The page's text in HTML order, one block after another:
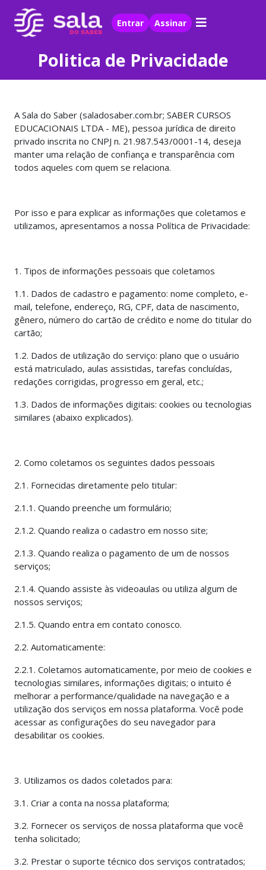
Entrar Assinar
Politica de Privacidade
A Sala do Saber (saladosaber.com.br; SABER CURSOS
EDUCACIONAIS LTDA - ME), pessoa jurídica de direito
privado inscrita no CNPJ n. 21.987.543/0001-14, deseja
manter uma relação de confiança e transparência com
todos aqueles com quem se relaciona.
Por isso e para explicar as informações que coletamos e
utilizamos, apresentamos a nossa Política de Privacidade:
1. Tipos de informações pessoais que coletamos
1.1. Dados de cadastro e pagamento: nome completo, e-
mail, telefone, endereço, RG, CPF, data de nascimento,
gênero, número do cartão de crédito e nome do titular do
cartão;
1.2. Dados de utilização do serviço: plano que o usuário
está matriculado, aulas assistidas, tarefas concluídas,
redações corrigidas, progresso em geral, etc.;
1.3. Dados de informações digitais: cookies ou tecnologias
similares (abaixo explicados).
2. Como coletamos os seguintes dados pessoais
2.1. Fornecidas diretamente pelo titular:
2.1.1. Quando preenche um formulário;
2.1.2. Quando realiza o cadastro em nosso site;
2.1.3. Quando realiza o pagamento de um de nossos
serviços;
2.1.4. Quando assiste às videoaulas ou utiliza algum de
nossos serviços;
2.1.5. Quando entra em contato conosco.
2.2. Automaticamente:
2.2.1. Coletamos automaticamente, por meio de cookies e
tecnologias similares, informações digitais; o intuito é
melhorar a performance/qualidade na navegação e a
utilização dos serviços em nossa plataforma. Você pode
acessar as configurações do seu navegador para
desabilitar os cookies.
3. Utilizamos os dados coletados para:
3.1. Criar a conta na nossa plataforma;
3.2. Fornecer os serviços de nossa plataforma que você
tenha solicitado;
3.2. Prestar o suporte técnico dos serviços contratados;